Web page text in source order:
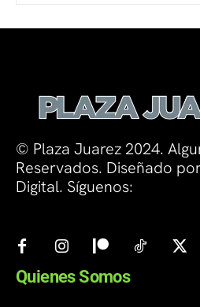
© Plaza Juarez 2024.
Reservados. Diseñado
Digital. Síguenos:
Quienes Somos